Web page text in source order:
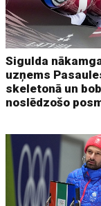
Sigulda
uzņems
skeletonā un
noslēdzošo